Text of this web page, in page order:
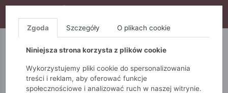
S10), DODATKOWE 15% ZA 3SZT (KOD: S15)
5.10.15. QUIOSQUE
Zgoda Szczegóły O plikach cookie
Niniejsza strona korzysta z plików cookie
Wykorzystujemy pliki cookie do spersonalizowania
treści i reklam, aby oferować funkcje
społecznościowe i analizować ruch w naszej witrynie.